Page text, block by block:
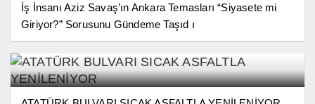
İş İnsanı Aziz Savaş’ın Ankara Temasları “Siyasete mi
Giriyor?” Sorusunu Gündeme Taşıd ı